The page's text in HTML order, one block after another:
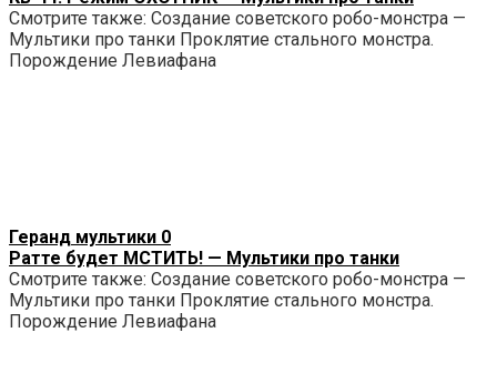
Смотрите также: Создание советского робо-монстра —
Мультики про танки Проклятие стального монстра.
Порождение Левиафана
Геранд мультики 0
Ратте будет МСТИТЬ! — Мультики про танки
Смотрите также: Создание советского робо-монстра —
Мультики про танки Проклятие стального монстра.
Порождение Левиафана